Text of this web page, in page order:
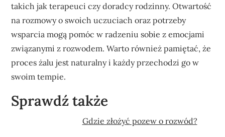
takich jak terapeuci czy doradcy rodzinny. Otwartość
na rozmowy o swoich uczuciach oraz potrzeby
wsparcia mogą pomóc w radzeniu sobie z emocjami
związanymi z rozwodem. Warto również pamiętać, że
proces żalu jest naturalny i każdy przechodzi go w
swoim tempie.
Sprawdź także
Gdzie złożyć pozew o rozwód?